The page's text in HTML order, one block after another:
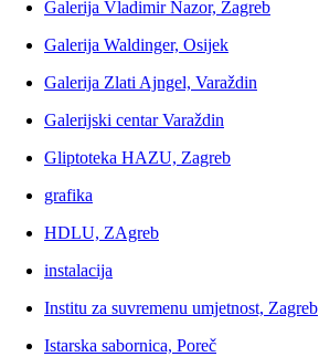
Galerija Vladimir Nazor, Zagreb
Galerija Waldinger, Osijek
Galerija Zlati Ajngel, Varaždin
Galerijski centar Varaždin
Gliptoteka HAZU, Zagreb
grafika
HDLU, ZAgreb
instalacija
Institu za suvremenu umjetnost, Zagreb
Istarska sabornica, Poreč